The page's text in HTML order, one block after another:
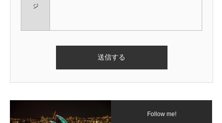
ジ
Follow me!